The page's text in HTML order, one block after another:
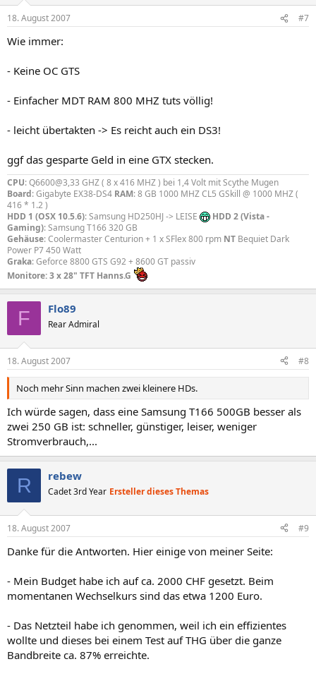
18. August 2007 #7
Wie immer:
- Keine OC GTS
- Einfacher MDT RAM 800 MHZ tuts völlig!
- leicht übertakten -> Es reicht auch ein DS3!
ggf das gesparte Geld in eine GTX stecken.
CPU: Q6600@3,33 GHZ ( 8 x 416 MHZ ) bei 1,4 Volt mit Scythe Mugen
Board: Gigabyte EX38-DS4 RAM: 8 GB 1000 MHZ CL5 GSkill @ 1000 MHZ (
416 * 1.2 )
HDD 1 (OSX 10.5.6): Samsung HD250HJ -> LEISE
HDD 2 (Vista -
Gaming): Samsung T166 320 GB
Gehäuse: Coolermaster Centurion + 1 x SFlex 800 rpm NT Bequiet Dark
Power P7 450 Watt
Graka: Geforce 8800 GTS G92 + 8600 GT passiv
Monitore: 3 x 28" TFT Hanns.G
F Flo89
Rear Admiral
18. August 2007 #8
Noch mehr Sinn machen zwei kleinere HDs.
Ich würde sagen, dass eine Samsung T166 500GB besser als
zwei 250 GB ist: schneller, günstiger, leiser, weniger
Stromverbrauch,...
R rebew
Cadet 3rd Year Ersteller dieses Themas
18. August 2007 #9
Danke für die Antworten. Hier einige von meiner Seite:
- Mein Budget habe ich auf ca. 2000 CHF gesetzt. Beim
momentanen Wechselkurs sind das etwa 1200 Euro.
- Das Netzteil habe ich genommen, weil ich ein effizientes
wollte und dieses bei einem Test auf THG über die ganze
Bandbreite ca. 87% erreichte.